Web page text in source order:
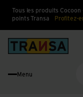
Tous les produits Cocoon
points Transa
Profitez-
Menu